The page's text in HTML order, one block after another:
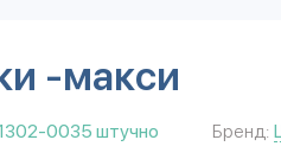
-макси
0035 штучно Бренд: